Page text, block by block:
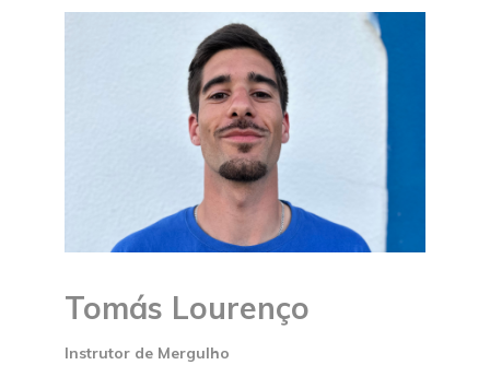
Tomás Lourenço
Instrutor de Mergulho